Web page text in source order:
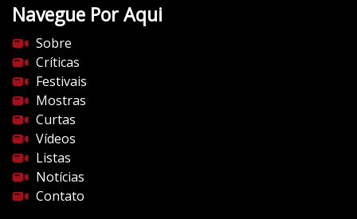
e
d
o
c
i
n
e
m
a
.
Navegue Por Aqui
Sobre
Críticas
Festivais
Mostras
Curtas
Vídeos
Listas
Notícias
Contato